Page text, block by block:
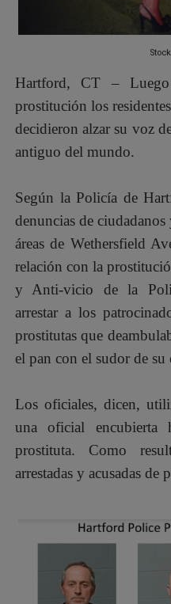
Héroes invisibles no
¡8 años en espera!
BAD BUNNY CONVIERTE
PROTESTA EN
MANCHESTER: NIÑA DE
CT ANUNCIA TARJETA
Hartford, CT –
prostitución los
decidieron alzar su voz
antiguo del mundo.
Según la Policía de
denuncias de
áreas de Wethersfield
relación con la
y Anti-vicio de la
arrestar a los
prostitutas que
el pan con el sudor de su
Los oficiales, dicen,
una oficial encubierta
prostituta. Como
arrestadas y acusadas de